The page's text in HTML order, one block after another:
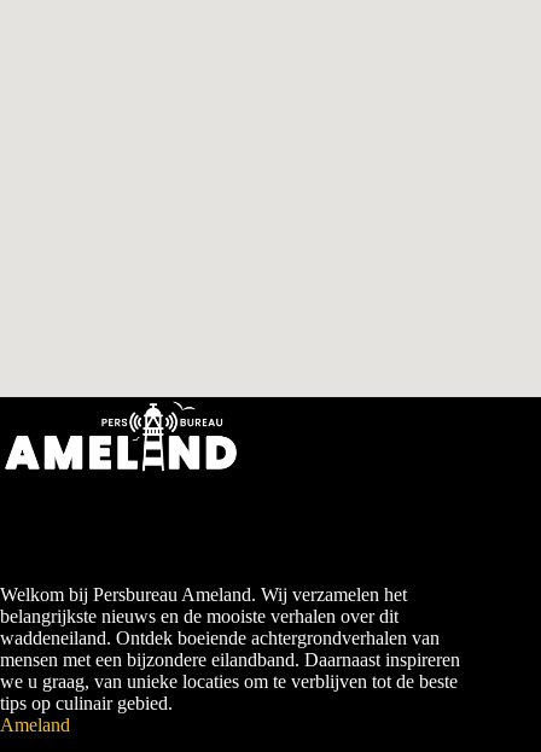
Welkom bij Persbureau Ameland. Wij verzamelen het
belangrijkste nieuws en de mooiste verhalen over dit
waddeneiland. Ontdek boeiende achtergrondverhalen van
mensen met een bijzondere eilandband. Daarnaast inspireren
we u graag, van unieke locaties om te verblijven tot de beste
tips op culinair gebied.
Ameland